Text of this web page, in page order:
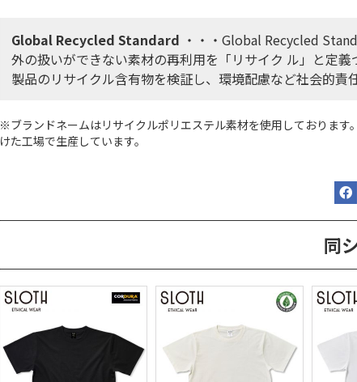
Global Recycled Standard ・・・ Global Recycled
外の扱いができない素材の再利用を「リサイク ル」と定
製品のリサイクル含有物を検証し、環境配慮など社会的責
※ブランドネームはリサイクルポリエステル素材を使用しておりま
けた工場で生産しています。
同